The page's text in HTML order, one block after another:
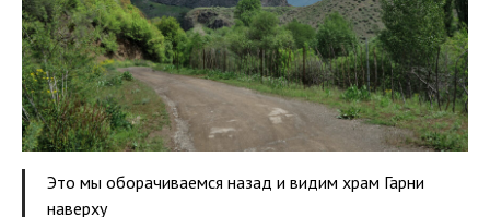
Это мы оборачиваемся назад и видим храм Гарни
наверху